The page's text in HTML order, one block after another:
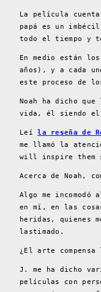
La película
papá es un
todo el tiempo y
En medio están
años), y a cada
este proceso de
Noah ha dicho
vida, él siendo el
Leíla reseña de
me llamó la
will inspire them
Acerca de Noah,
Algo me
en mí, en las
heridas, quienes
lastimado.
¿El arte
J. me ha dicho
películas con